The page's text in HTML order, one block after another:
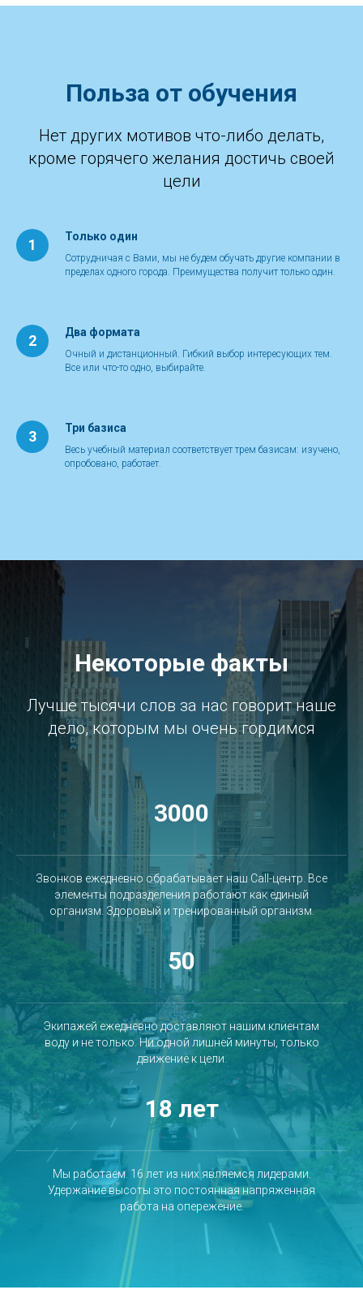
Польза от обучения
Нет других мотивов что-либо делать,
кроме горячего желания достичь своей
цели
1 Только один
Сотрудничая с Вами, мы не будем обучать другие компании в
пределах одного города. Преимущества получит только один.
2 Два формата
Очный и дистанционный. Гибкий выбор интересующих тем.
Все или что-то одно, выбирайте.
3 Три базиса
Весь учебный материал соответствует трем базисам: изучено,
опробовано, работает.
Некоторые факты
Лучше тысячи слов за нас говорит наше
дело, которым мы очень гордимся
3000
Звонков ежедневно обрабатывает наш Call-центр. Все
элементы подразделения работают как единый
организм. Здоровый и тренированный организм.
50
Экипажей ежедневно доставляют нашим клиентам
воду и не только. Ни одной лишней минуты, только
движение к цели.
18 лет
Мы работаем. 16 лет из них являемся лидерами.
Удержание высоты это постоянная напряженная
работа на опережение.